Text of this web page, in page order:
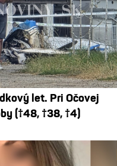
let. Pri Očovej
(†48, †38, †4)